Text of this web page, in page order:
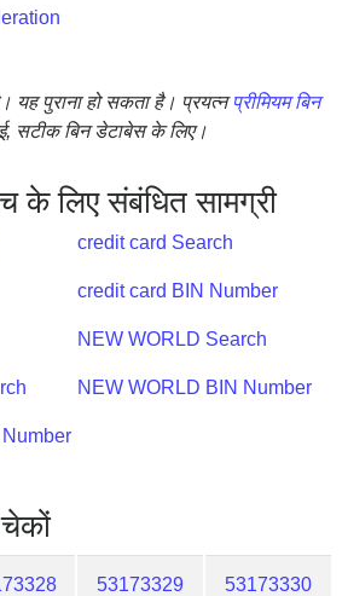
यह पुराना हो सकता है। प्रयत्नप्रीमियम बिन
सटीक बिन डेटाबेस के लिए।
के लिए संबंधित सामग्री
credit card Search
credit card BIN Number
NEW WORLD Search
NEW WORLD BIN Number
53173329 53173330